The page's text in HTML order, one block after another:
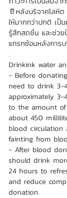
🥛หลังบริจาคโลหิ
ให้มากกว่าปกติ เป็
รู้สึกสดชื่น และช่วย
แทรกซ้อนหลังการ
.
Drinkink water
- Before
need to drink 3-
approximately
to the amount
about 450
blood circulation
fainting from
- After blood
should drink
24 hours to
and reduce
donation.